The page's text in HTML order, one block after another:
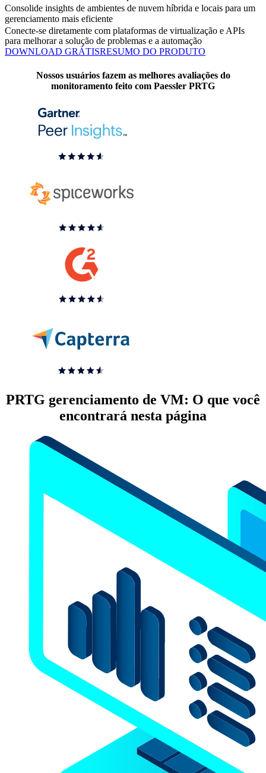
Consolide insights de ambientes de nuvem híbrida e locais para um
gerenciamento mais eficiente
Conecte-se diretamente com plataformas de virtualização e APIs
para melhorar a solução de problemas e a automação
DOWNLOAD GRÁTISRESUMO DO PRODUTO
Nossos usuários fazem as melhores avaliações do
monitoramento feito com Paessler PRTG
PRTG gerenciamento de VM: O que você
encontrará nesta página